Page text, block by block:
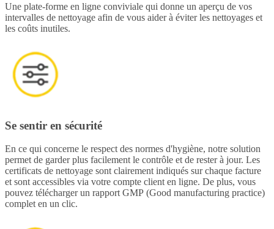
Une plate-forme en ligne conviviale qui donne un aperçu de vos
intervalles de nettoyage afin de vous aider à éviter les nettoyages et
les coûts inutiles.
Se sentir en sécurité
En ce qui concerne le respect des normes d'hygiène, notre solution
permet de garder plus facilement le contrôle et de rester à jour. Les
certificats de nettoyage sont clairement indiqués sur chaque facture
et sont accessibles via votre compte client en ligne. De plus, vous
pouvez télécharger un rapport GMP (Good manufacturing practice)
complet en un clic.